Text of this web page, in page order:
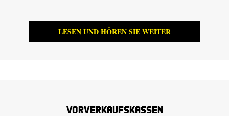
LESEN UND HÖREN SIE WEITER
Vorverkaufskassen